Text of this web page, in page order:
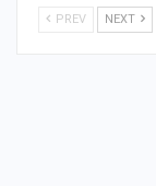
PREV NEXT